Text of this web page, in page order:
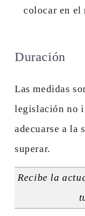
colocar en el
Duración
Las medidas
legislación no
adecuarse a la
superar.
Recibe la